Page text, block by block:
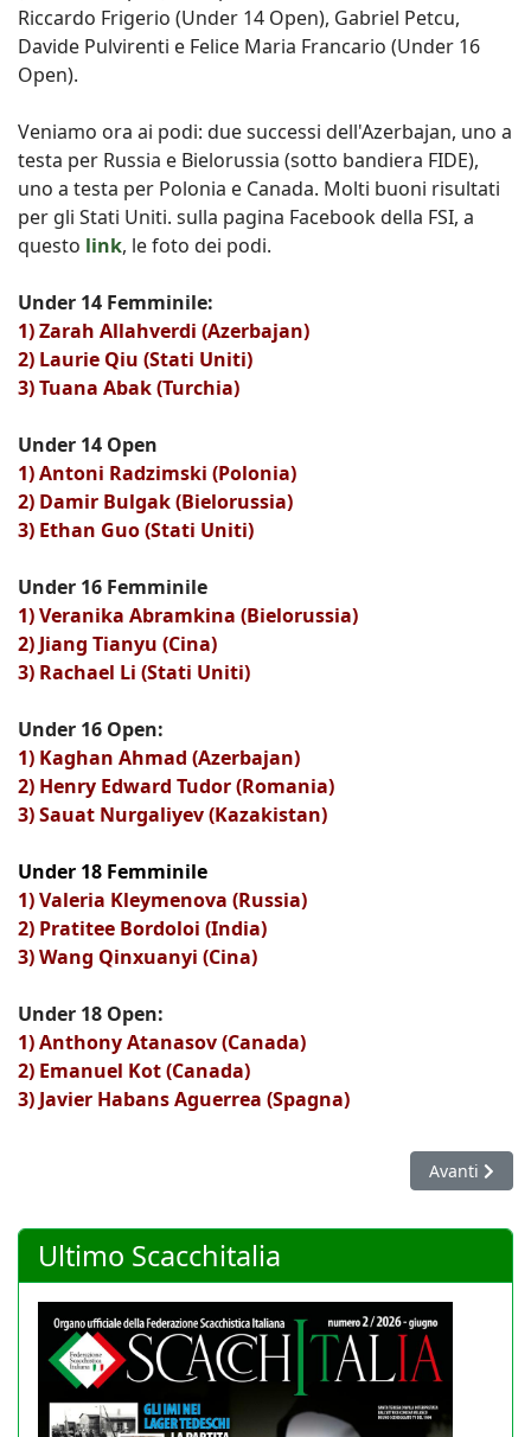
Riccardo Frigerio (Under 14 Open), Gabriel Petcu,
Davide Pulvirenti e Felice Maria Francario (Under 16
Open).
Veniamo ora ai podi: due successi dell'Azerbajan, uno a
testa per Russia e Bielorussia (sotto bandiera FIDE),
uno a testa per Polonia e Canada. Molti buoni risultati
per gli Stati Uniti. sulla pagina Facebook della FSI, a
questo link, le foto dei podi.
Under 14 Femminile:
1) Zarah Allahverdi (Azerbajan)
2) Laurie Qiu (Stati Uniti)
3) Tuana Abak (Turchia)
Under 14 Open
1) Antoni Radzimski (Polonia)
2) Damir Bulgak (Bielorussia)
3) Ethan Guo (Stati Uniti)
Under 16 Femminile
1) Veranika Abramkina (Bielorussia)
2) Jiang Tianyu (Cina)
3) Rachael Li (Stati Uniti)
Under 16 Open:
1) Kaghan Ahmad (Azerbajan)
2) Henry Edward Tudor (Romania)
3) Sauat Nurgaliyev (Kazakistan)
Under 18 Femminile
1) Valeria Kleymenova (Russia)
2) Pratitee Bordoloi (India)
3) Wang Qinxuanyi (Cina)
Under 18 Open:
1) Anthony Atanasov (Canada)
2) Emanuel Kot (Canada)
3) Javier Habans Aguerrea (Spagna)
Articolo
Avanti
Ultimo Scacchitalia